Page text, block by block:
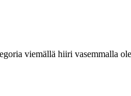
viemällä hiiri vasemmalla